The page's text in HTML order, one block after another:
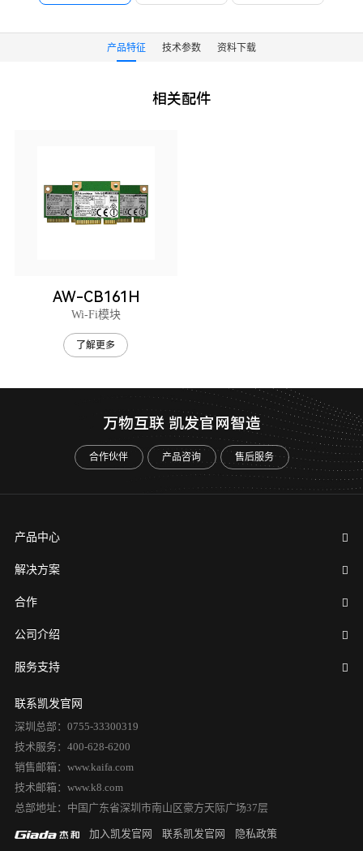
产品特征 技术参数 资料下载
相关配件
AW-CB161H
Wi-Fi模块
了解更多
万物互联 凯发官网智造
合作伙伴 产品咨询 售后服务
产品中心
解决方案
合作
公司介绍
服务支持
联系凯发官网
深圳总部：0755-33300319
技术服务：400-628-6200
销售邮箱：www.kaifa.com
技术邮箱：www.k8.com
总部地址：中国广东省深圳市南山区豪方天际广场37层
加入凯发官网 联系凯发官网 隐私政策